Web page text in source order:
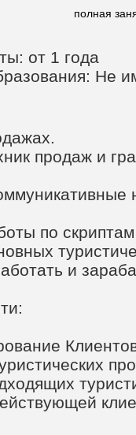
полная
от 1 года
Не
продаж и
по
и